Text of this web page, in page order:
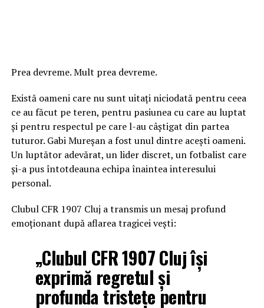
Prea devreme. Mult prea devreme.
Există oameni care nu sunt uitați niciodată pentru ceea
ce au făcut pe teren, pentru pasiunea cu care au luptat
și pentru respectul pe care l-au câștigat din partea
tuturor. Gabi Mureșan a fost unul dintre acești oameni.
Un luptător adevărat, un lider discret, un fotbalist care
și-a pus întotdeauna echipa înaintea interesului
personal.
Clubul CFR 1907 Cluj a transmis un mesaj profund
emoționant după aflarea tragicei vești:
„Clubul CFR 1907 Cluj își
exprimă regretul și
profunda tristețe pentru